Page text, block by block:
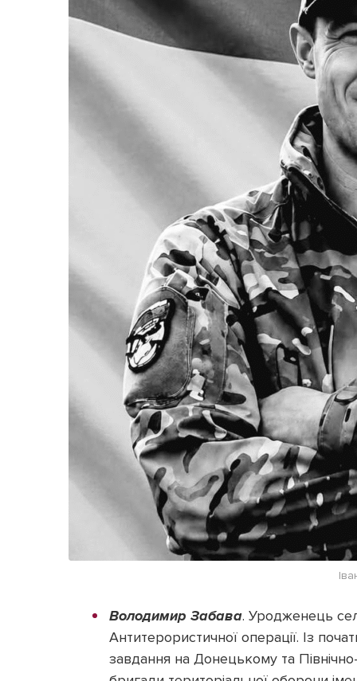
Володимир Забава. Уродженець
Антитерористичної операції. Із
завдання на Донецькому та